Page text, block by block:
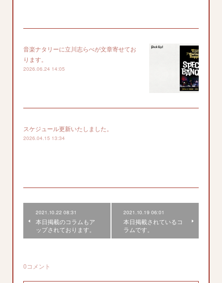
音楽ナタリーに立川志らべが文章寄せてお
ります。
2026.06.24 14:05
スケジュール更新いたしました。
2026.04.15 13:34
2021.10.22 08:31
本日掲載のコラムもア
ップされております。
2021.10.19 06:01
本日掲載されているコ
ラムです。
0コメント